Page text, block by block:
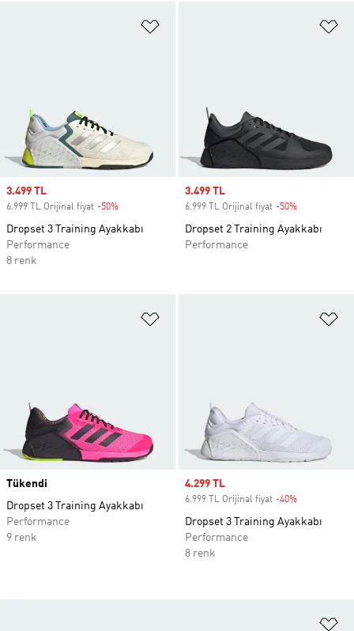
Sale price
3.499 TL
6.999 TL Orijinal fiyat -50%
Dropset 3 Training Ayakkabı
Performance
8 renk
Sale price
3.499 TL
6.999 TL Orijinal fiyat -50%
Dropset 2 Training Ayakkabı
Performance
Tükendi
Dropset 3 Training Ayakkabı
Performance
9 renk
Sale price
4.299 TL
6.999 TL Orijinal fiyat -40%
Dropset 3 Training Ayakkabı
Performance
8 renk